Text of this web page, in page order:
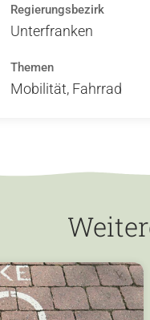
Regierungsbezirk
Unterfranken
Themen
Mobilität, Fahrrad